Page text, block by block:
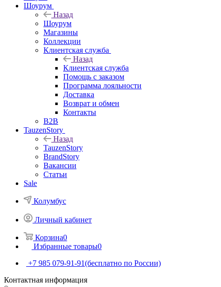
Шоурум
Назад
Шоурум
Магазины
Коллекции
Клиентская служба
Назад
Клиентская служба
Помощь с заказом
Программа лояльности
Доставка
Возврат и обмен
Контакты
B2B
TauzenStory
Назад
TauzenStory
BrandStory
Вакансии
Статьи
Sale
Колумбус
Личный кабинет
Корзина0
Избранные товары0
+7 985 079-91-91(бесплатно по России)
Контактная информация